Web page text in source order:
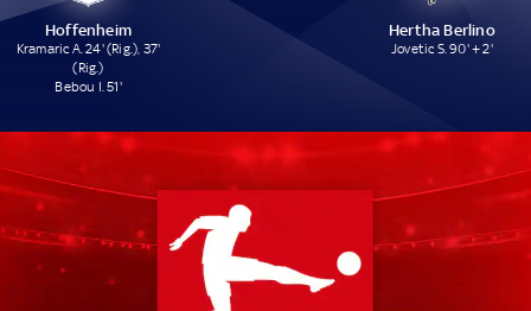
Hoffenheim
Kramaric A. 24' (Rig.), 37'
(Rig.)
Bebou I. 51'
Hertha Berlino
Jovetic S. 90' + 2'